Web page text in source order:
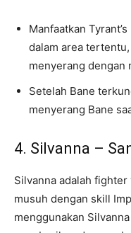
Manfaatkan
dalam area
menyerang dengan
Setelah Bane
menyerang Bane
4. Silvanna –
Silvanna adalah
musuh dengan skill
menggunakan